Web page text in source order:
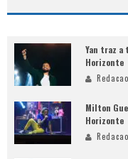
Yan traz a
Horizonte
Redacao
Milton
Horizonte
Redacao